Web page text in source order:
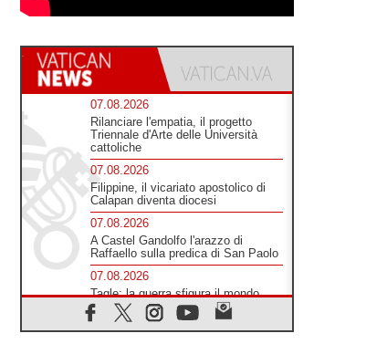
07.08.2026
Rilanciare l'empatia, il progetto
Triennale d'Arte delle Università
cattoliche
07.08.2026
Filippine, il vicariato apostolico di
Calapan diventa diocesi
07.08.2026
A Castel Gandolfo l'arazzo di
Raffaello sulla predica di San Paolo
07.08.2026
Tagle: la guerra sfigura il mondo,
solo la rivelazione di Dio lo
trasfigura